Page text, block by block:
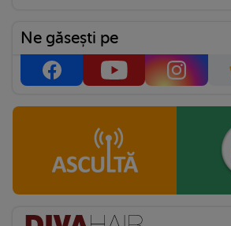
Ne găsești pe